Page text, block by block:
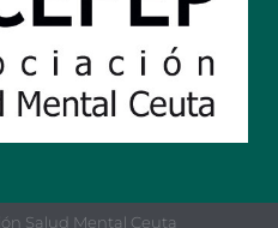
Salud Mental Ceuta